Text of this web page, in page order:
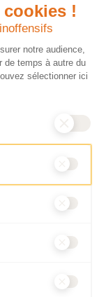
!
notre audience,
de temps à autre du
sélectionner ici
collectant des
75 % de
CARE
pour